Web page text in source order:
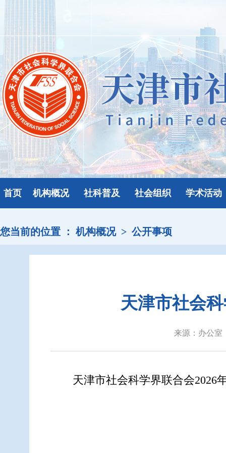
首页 机构概况 社科普及 社会组织 学术活动
您当前的位置 ： 机构概况> 公开事项
天津市社会
来源：办公
天津市社会科学界联合会2026